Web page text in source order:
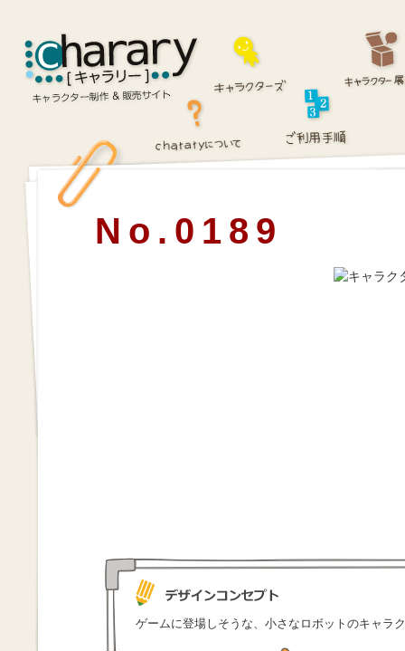
No.0189
ゲームに登場しそうな、小さなロボットのキャラ